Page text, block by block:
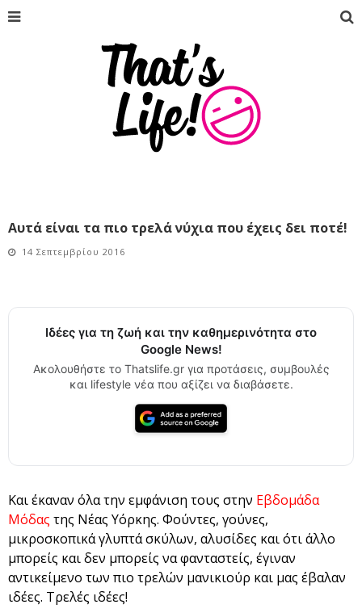
Αυτά είναι τα πιο τρελά νύχια που έχεις δει ποτέ!
14 Σεπτεμβρίου 2016
Ιδέες για τη ζωή και την καθημερινότητα στο
Google News!
Ακολουθήστε το Thatslife.gr για προτάσεις, συμβουλές
και lifestyle νέα που αξίζει να διαβάσετε.
Και έκαναν όλα την εμφάνιση τους στην Εβδομάδα
Μόδας της Νέας Υόρκης. Φούντες, γούνες,
μικροσκοπικά γλυπτά σκύλων, αλυσίδες και ότι άλλο
μπορείς και δεν μπορείς να φανταστείς, έγιναν
αντικείμενο των πιο τρελών μανικιούρ και μας έβαλαν
ιδέες. Τρελές ιδέες!